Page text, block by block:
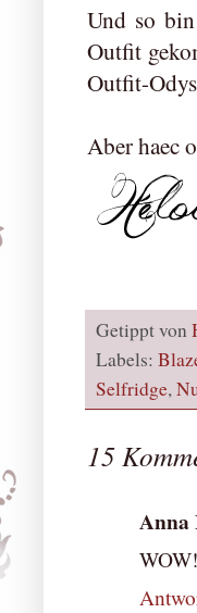
Und so
Outfit
Outfit-
Aber haec
Getippt von
Labels:
Selfridge,
15
Anna